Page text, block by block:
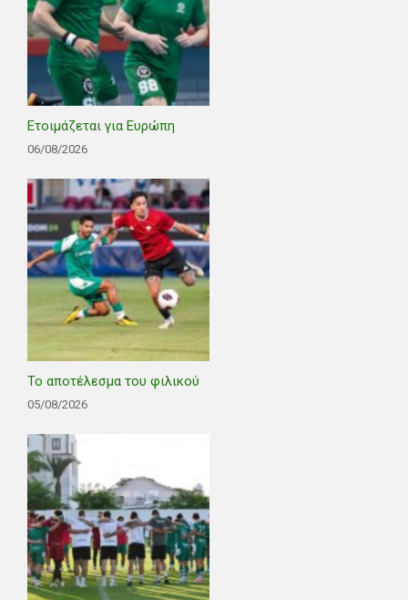
Ετοιμάζεται για Ευρώπη
06/08/2026
Το αποτέλεσμα του φιλικού
05/08/2026